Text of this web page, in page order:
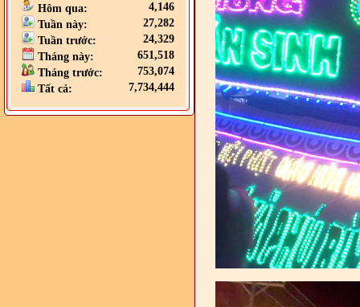
Hôm qua:
4,146
Tuần này:
27,282
Tuần trước:
24,329
Tháng này:
651,518
Tháng trước:
753,074
Tất cả:
7,734,444